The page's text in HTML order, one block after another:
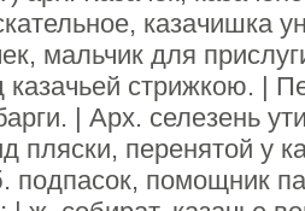
казачишка
мальчик для
казачьей стрижкою. |
| Арх. селезень
пляски, перенятой у
подпасок, помощник